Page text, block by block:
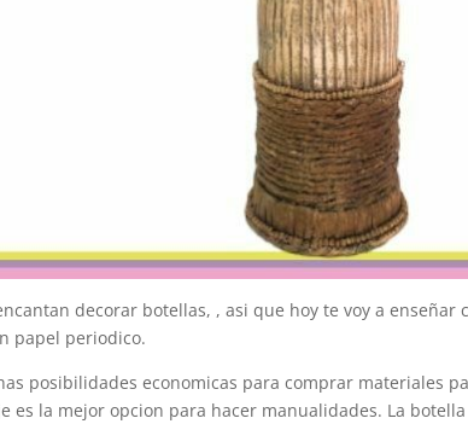
decorar botellas, , asi que hoy te voy a enseñar
papel periodico.
posibilidades economicas para comprar materiales
es la mejor opcion para hacer manualidades. La